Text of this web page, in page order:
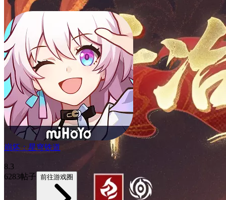
崩坏：星穹铁道
8.3
6283帖子 前往游戏圈